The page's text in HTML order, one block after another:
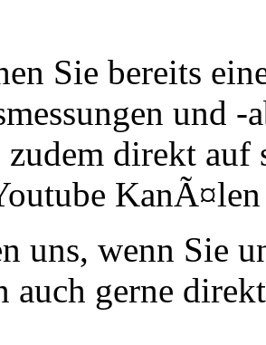
Sie bereits
und -
direkt auf
uns, wenn Sie
auch gerne